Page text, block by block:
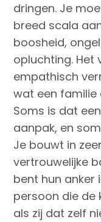
dringen. Je
breed scala
boosheid,
opluchting. Het
empathisch
wat een
Soms is dat
aanpak, en
Je bouwt in
vertrouwelijke
bent hun anker
persoon die de
als zij dat zelf